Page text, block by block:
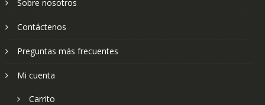
Sobre nosotros
Contáctenos
Preguntas más frecuentes
Mi cuenta
Carrito